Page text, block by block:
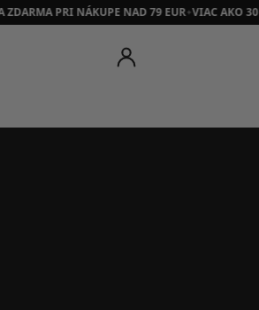
ZDARMA PRI NÁKUPE NAD 79 EUR✦VIAC AKO